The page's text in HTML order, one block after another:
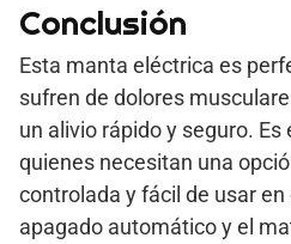
Conclusión
Esta manta eléctrica es
sufren de dolores
un alivio rápido y seguro.
quienes necesitan una
controlada y fácil de usar
apagado automático y el